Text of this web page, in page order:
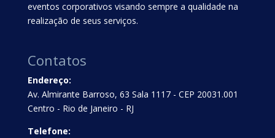
eventos corporativos visando sempre a qualidade na
realização de seus serviços.
Contatos
Endereço:
Av. Almirante Barroso, 63 Sala 1117 - CEP 20031.001
Centro - Rio de Janeiro - RJ
Telefone: